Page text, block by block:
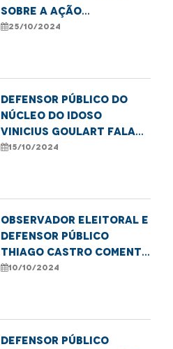
sobre a ação
"Caravana Fome e Sede
25/10/2024
Defensor público do
Núcleo do Idoso
Vinicius Goulart fala
sobre a violência
15/10/2024
Observador eleitoral e
defensor público
Thiago Castro comenta
sobre as eleições
10/10/2024
Defensor público